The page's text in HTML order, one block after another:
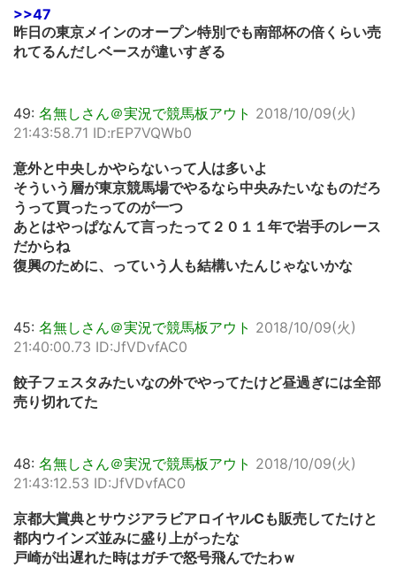
>>47
昨日の東京メインのオープン特別でも南部杯の倍くらい売
れてるんだしベースが違いすぎる
49: 名無しさん＠実況で競馬板アウト 2018/10/09(火)
21:43:58.71 ID:rEP7VQWb0
意外と中央しかやらないって人は多いよ
そういう層が東京競馬場でやるなら中央みたいなものだろ
うって買ったってのが一つ
あとはやっぱなんて言ったって２０１１年で岩手のレース
だからね
復興のために、っていう人も結構いたんじゃないかな
45: 名無しさん＠実況で競馬板アウト 2018/10/09(火)
21:40:00.73 ID:JfVDvfAC0
餃子フェスタみたいなの外でやってたけど昼過ぎには全部
売り切れてた
48: 名無しさん＠実況で競馬板アウト 2018/10/09(火)
21:43:12.53 ID:JfVDvfAC0
京都大賞典とサウジアラビアロイヤルCも販売してたけと
都内ウインズ並みに盛り上がったな
戸崎が出遅れた時はガチで怒号飛んでたわｗ